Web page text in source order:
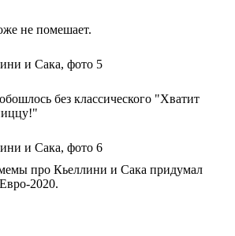
не помешает.
без классического "Хватит
про Кьеллини и Сака придумал
2020.